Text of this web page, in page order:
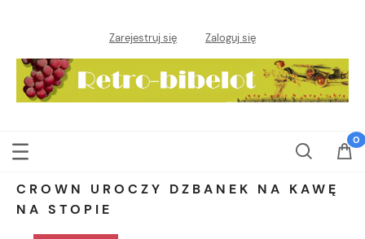
Zarejestruj się Zaloguj się
CROWN UROCZY DZBANEK NA KAWĘ
NA STOPIE